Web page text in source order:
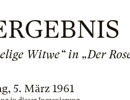
Witwe“ in „Der
5. März 1961